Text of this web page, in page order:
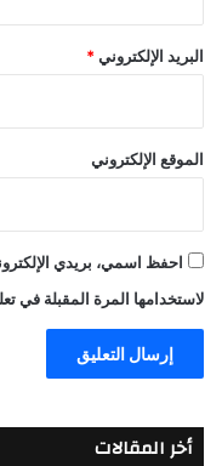
البريد الإلكتروني *
الموقع الإلكتروني
احفظ اسمي، بريدي
لاستخدامها المرة المقبلة في
أخر المقالات